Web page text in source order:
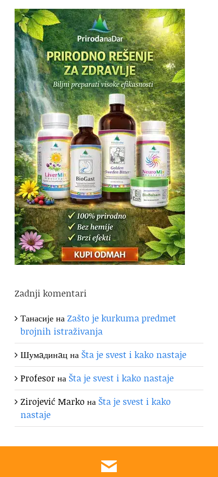
Zadnji komentari
ТанасијенаZašto je kurkuma predmet
brojnih istraživanja
Шумaдинaцна Šta je svest i kako nastaje
Profesorна Šta je svest i kako nastaje
Zirojević Marko на Šta je svest i kako
nastaje